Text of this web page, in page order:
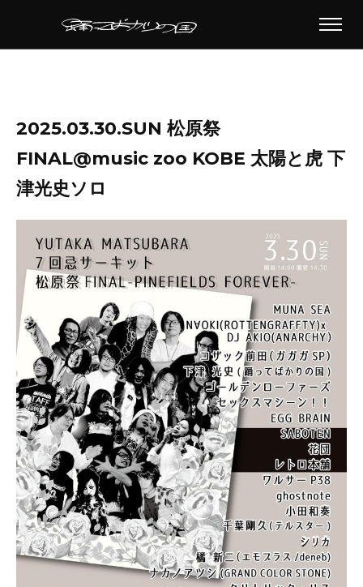
2025.03.30.SUN 松原祭
FINAL@music zoo KOBE 太陽と虎 下
津光史ソロ